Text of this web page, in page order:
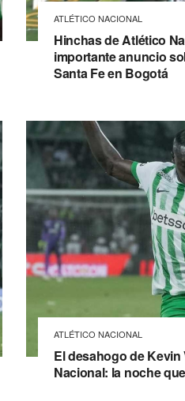
ATLÉTICO NACIONAL
Hinchas de Atlético
importante anuncio
Santa Fe en Bogotá
ATLÉTICO NACIONAL
El desahogo de
Nacional: la noche